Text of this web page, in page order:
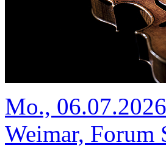
Mo.,
Weimar, Forum